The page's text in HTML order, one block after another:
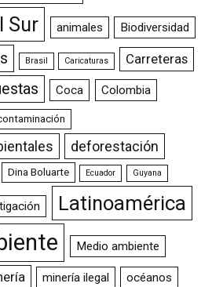
Sur animales Biodiversidad
Brasil Caricaturas Carreteras
Coca Colombia
deforestación
Dina Boluarte Ecuador Guyana
Latinoamérica
Medio ambiente
minería ilegal océanos